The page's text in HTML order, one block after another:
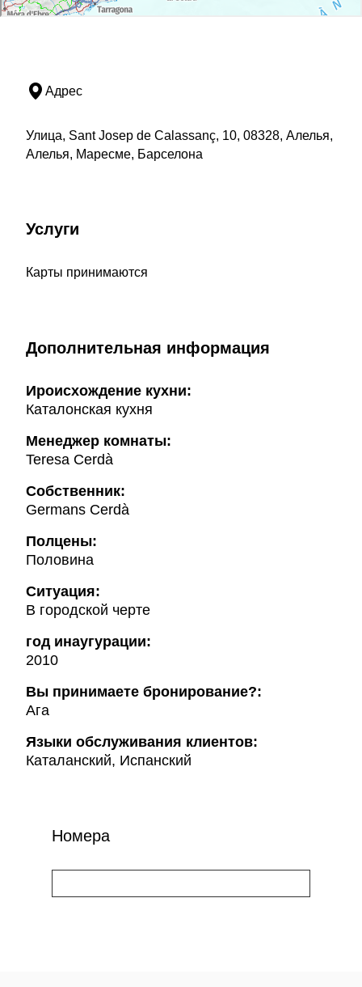
Адрес
Улица, Sant Josep de Calassanç, 10, 08328, Алелья,
Алелья, Маресме, Барселона
Услуги
Карты принимаются
Дополнительная информация
Ироисхождение кухни:
Каталонская кухня
Менеджер комнаты:
Teresa Cerdà
Собственник:
Germans Cerdà
Полцены:
Половина
Ситуация:
В городской черте
год инаугурации:
2010
Вы принимаете бронирование?:
Ага
Языки обслуживания клиентов:
Каталанский, Испанский
Номера